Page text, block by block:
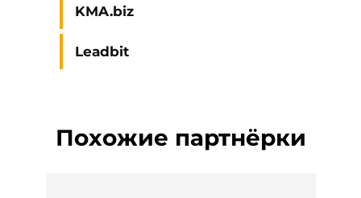
KMA.biz
Leadbit
Похожие партнёрки